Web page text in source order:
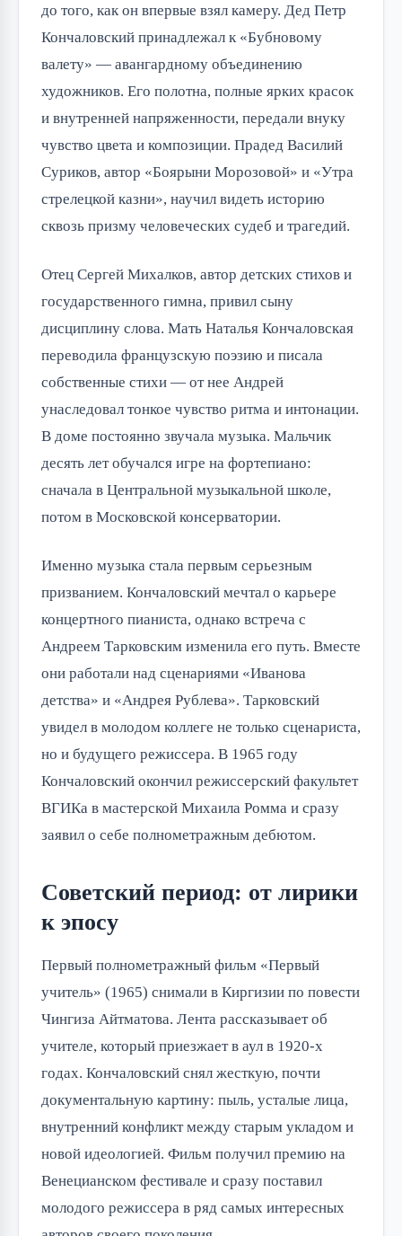
до того, как он впервые взял камеру. Дед Петр
Кончаловский принадлежал к «Бубновому
валету» — авангардному объединению
художников. Его полотна, полные ярких красок
и внутренней напряженности, передали внуку
чувство цвета и композиции. Прадед Василий
Суриков, автор «Боярыни Морозовой» и «Утра
стрелецкой казни», научил видеть историю
сквозь призму человеческих судеб и трагедий.
Отец Сергей Михалков, автор детских стихов и
государственного гимна, привил сыну
дисциплину слова. Мать Наталья Кончаловская
переводила французскую поэзию и писала
собственные стихи — от нее Андрей
унаследовал тонкое чувство ритма и интонации.
В доме постоянно звучала музыка. Мальчик
десять лет обучался игре на фортепиано:
сначала в Центральной музыкальной школе,
потом в Московской консерватории.
Именно музыка стала первым серьезным
призванием. Кончаловский мечтал о карьере
концертного пианиста, однако встреча с
Андреем Тарковским изменила его путь. Вместе
они работали над сценариями «Иванова
детства» и «Андрея Рублева». Тарковский
увидел в молодом коллеге не только сценариста,
но и будущего режиссера. В 1965 году
Кончаловский окончил режиссерский факультет
ВГИКа в мастерской Михаила Ромма и сразу
заявил о себе полнометражным дебютом.
Советский период: от лирики
к эпосу
Первый полнометражный фильм «Первый
учитель» (1965) снимали в Киргизии по повести
Чингиза Айтматова. Лента рассказывает об
учителе, который приезжает в аул в 1920-х
годах. Кончаловский снял жесткую, почти
документальную картину: пыль, усталые лица,
внутренний конфликт между старым укладом и
новой идеологией. Фильм получил премию на
Венецианском фестивале и сразу поставил
молодого режиссера в ряд самых интересных